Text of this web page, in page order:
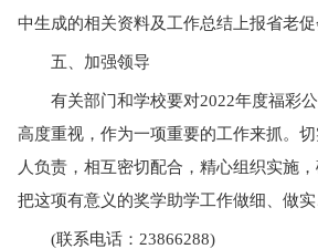
中生成的相关资料及工作总结上报省老促
五、加强领导
有关部门和学校要对2022年度福彩
高度重视，作为一项重要的工作来抓。
人负责，相互密切配合，精心组织实施
把这项有意义的奖学助学工作做细、做实
(联系电话：23866288)